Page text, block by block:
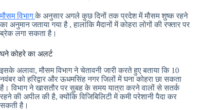
मौसम विभागके अनुसार अगले कुछ दिनों तक प्रदेश में मौसम शुष्क रहने
का अनुमान जताया गया है , हालांकि मैदानों में कोहरा लोगों की रफ्तार पर
ब्रेक लगा सकता है।
घने कोहरे का अलर्ट
इसके अलावा, मौसम विभाग ने चेतावनी जारी करते हुए बताया कि 10
नवंबर को हरिद्वार और ऊधमसिंह नगर जिलों में घना कोहरा छा सकता
है। विभाग ने खासतौर पर सुबह के समय यात्रा करने वालों से सतर्क
रहने की अपील की है, क्योंकि विजिबिलिटी में कमी परेशानी पैदा कर
सकती है।